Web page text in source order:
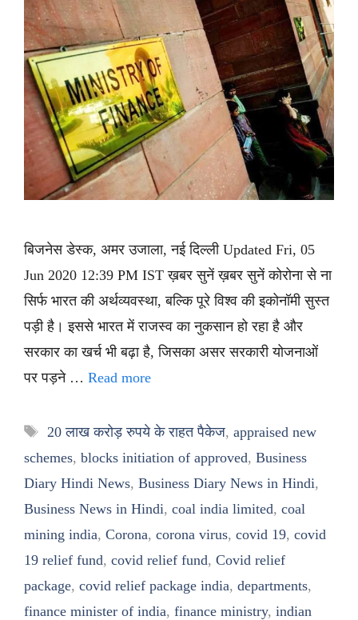
बिजनेस डेस्क, अमर उजाला, नई दिल्ली Updated Fri, 05
Jun 2020 12:39 PM IST ख़बर सुनें ख़बर सुनें कोरोना से ना
सिर्फ भारत की अर्थव्यवस्था, बल्कि पूरे विश्व की इकोनॉमी सुस्त
पड़ी है। इससे भारत में राजस्व का नुकसान हो रहा है और
सरकार का खर्च भी बढ़ा है, जिसका असर सरकारी योजनाओं
पर पड़ने … Read more
Tags
20 लाख करोड़ रुपये के राहत पैकेज, appraised new
schemes, blocks initiation of approved, Business
Diary Hindi News, Business Diary News in Hindi,
Business News in Hindi, coal india limited, coal
mining india, Corona, corona virus, covid 19, covid
19 relief fund, covid relief fund, Covid relief
package, covid relief package india, departments,
finance minister of india, finance ministry, indian